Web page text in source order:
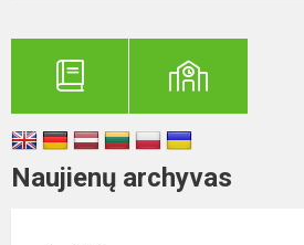
Naujienų archyvas